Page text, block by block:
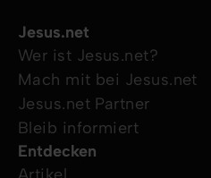
Jesus.net
Wer ist Jesus.net?
Mach mit bei Jesus.net
Jesus.net Partner
Bleib informiert
Entdecken